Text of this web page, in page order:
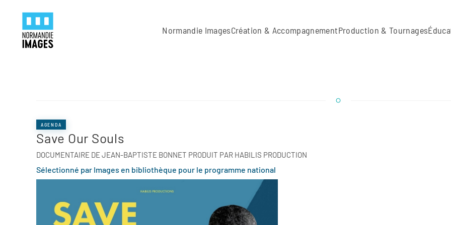
Skip to main content
Normandie ImagesCréation & AccompagnementProduction & Tournages
AGENDA
Save Our Souls
DOCUMENTAIRE DE JEAN-BAPTISTE BONNET PRODUIT PAR HABILIS PRODUCTION
Sélectionné par Images en bibliothèque pour le programme national